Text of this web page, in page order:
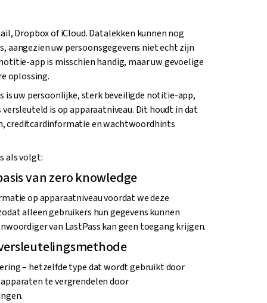
Dropbox of iCloud. Datalekken kunnen nog
aangezien uw persoonsgegevens niet echt zijn
app is misschien handig, maar uw gevoelige
oplossing.
is uw persoonlijke, sterk beveiligde notitie-app,
is op apparaatniveau. Dit houdt in dat
creditcardinformatie en wachtwoordhints
als volgt:
van zero knowledge
op apparaatniveau voordat we deze
alleen gebruikers hun gegevens kunnen
van LastPass kan geen toegang krijgen.
– hetzelfde type dat wordt gebruikt door
te vergrendelen door